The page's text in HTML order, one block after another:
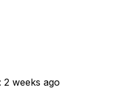
2 weeks ago